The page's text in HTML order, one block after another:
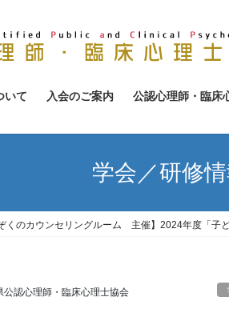
いて 入会のご案内 公認心理師・臨床
学会／研修
くのカウンセリングルーム 主催】2024年度「子
公認心理師・臨床心理士協会